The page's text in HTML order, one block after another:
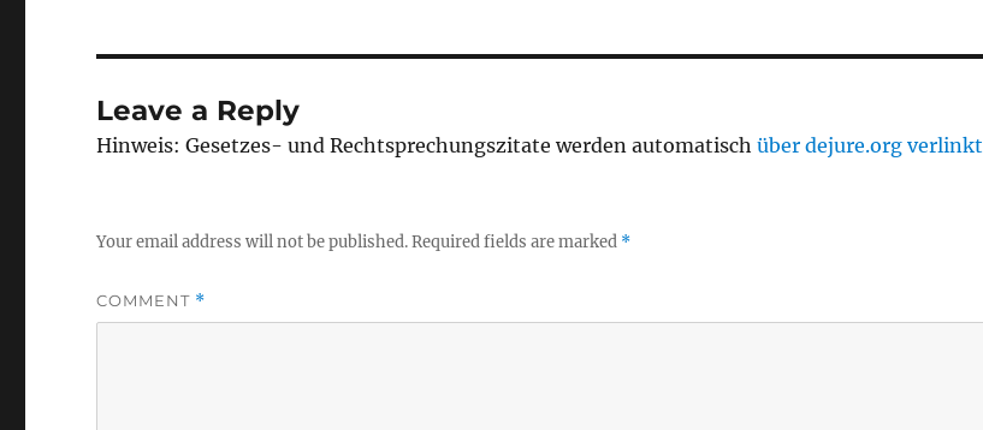
Leave a Reply
Hinweis: Gesetzes- und Rechtsprechungszitate werden automatischüber dejure.org verlinkt
Your email address will not be published.Required fields are marked *
COMMENT *